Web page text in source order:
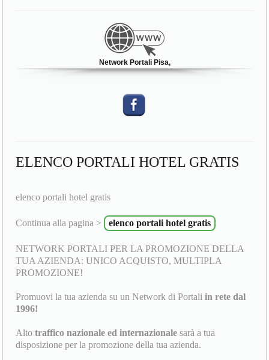
Network Portali Pisa,
ELENCO PORTALI HOTEL GRATIS
elenco portali hotel gratis
Continua alla pagina > elenco portali hotel gratis
NETWORK PORTALI PER LA PROMOZIONE DELLA
TUA AZIENDA: UNICO ACQUISTO, MULTIPLA
PROMOZIONE!
Promuovi la tua azienda su un Network di Portaliin rete dal
1996!
Altotraffico nazionale ed internazionale sarà a tua
disposizione per la promozione della tua azienda.